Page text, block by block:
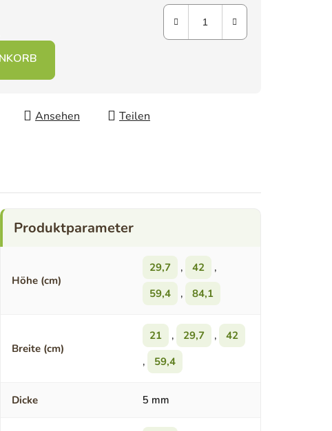
Ansehen Teilen
Höhe (cm)
29,7 , 42
,
59,4
, 84,1
Breite (cm)
21 , 29,7 ,
42
,
59,4
Dicke 5 mm